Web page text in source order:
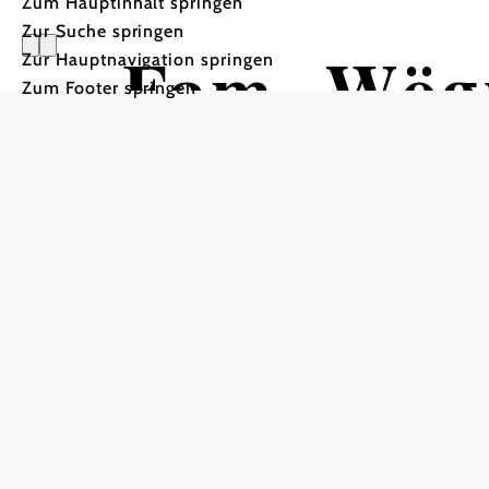
Zur Suche springen
Zur Hauptnavigation springen
Zum Footer springenFam.